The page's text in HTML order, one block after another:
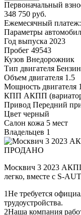
Первоначальный
348 750 руб.
Ежемесячный платеж:
Параметры
Год выпуска 2023
Пробег 49543
Кузов Внедорожник
Тип двигателя Бензин
Объем двигателя 1.5
Мощность двигателя
КПП АКПП
Привод Передний
Цвет черный
Салон кожа 5 мест
Владельцев 1
ПРОДАНО
Москвич 3 2023
легко, вместе с S-
1Не требуется
трудоустройства.
2Наша компания